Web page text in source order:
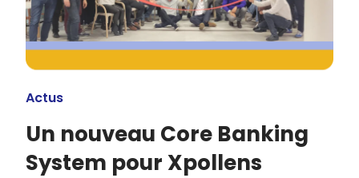
Actus
Un nouveau Core Banking
System pour Xpollens